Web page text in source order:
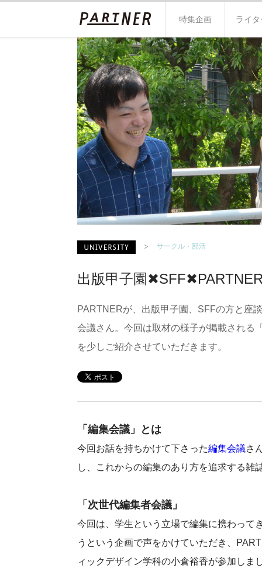
特集企画 ライタ
サークル・部活
出版甲子園
PARTNERが、出版甲子園、SFFの方と座
会議さん。今回は取材の様子が掲載される
を少しご紹介させていただきます。
「編集会議」とは
今回お話を持ちかけて下さった編集会議さ
し、これからの編集のあり方を追求する雑
「次世代編集者会議」
今回は、学生という立場で編集に携わって
うという企画で声をかけていただき、
ィックデザイン学科の小倉裕香が参加しま